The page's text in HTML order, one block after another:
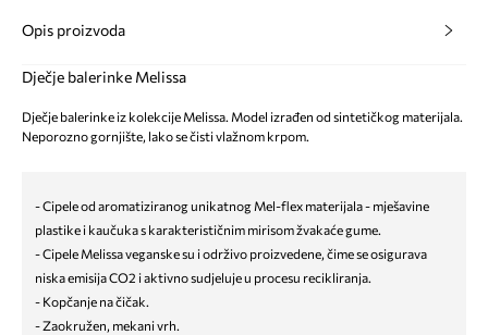
Opis proizvoda
Dječje balerinke Melissa
Dječje balerinke iz kolekcije Melissa. Model izrađen od sintetičkog materijala.
Neporozno gornjište, lako se čisti vlažnom krpom.
- Cipele od aromatiziranog unikatnog Mel-flex materijala - mješavine
plastike i kaučuka s karakterističnim mirisom žvakaće gume.
- Cipele Melissa veganske su i održivo proizvedene, čime se osigurava
niska emisija CO2 i aktivno sudjeluje u procesu recikliranja.
- Kopčanje na čičak.
- Zaokružen, mekani vrh.